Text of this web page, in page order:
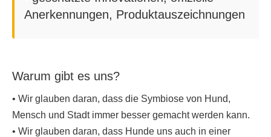
Anerkennungen, Produktauszeichnungen
Warum gibt es uns?
• Wir glauben daran, dass die Symbiose von Hund,
Mensch und Stadt immer besser gemacht werden kann.
• Wir glauben daran, dass Hunde uns auch in einer